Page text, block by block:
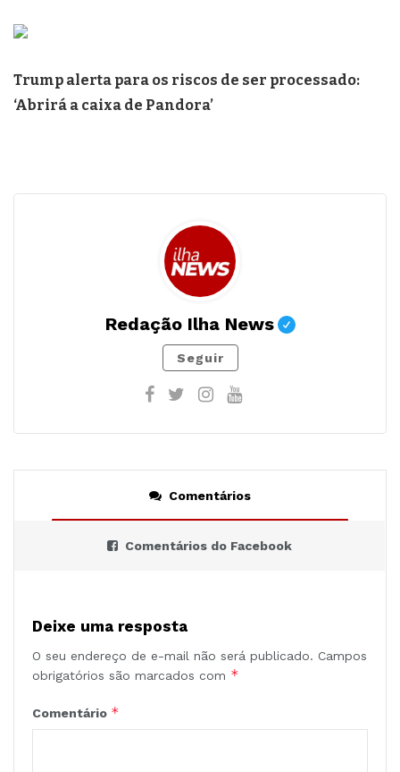
Trump alerta para os riscos de ser processado:
‘Abrirá a caixa de Pandora’
Redação Ilha News
Seguir
Comentários
Comentários do Facebook
Deixe uma resposta
O seu endereço de e-mail não será publicado. Campos
obrigatórios são marcados com *
Comentário *